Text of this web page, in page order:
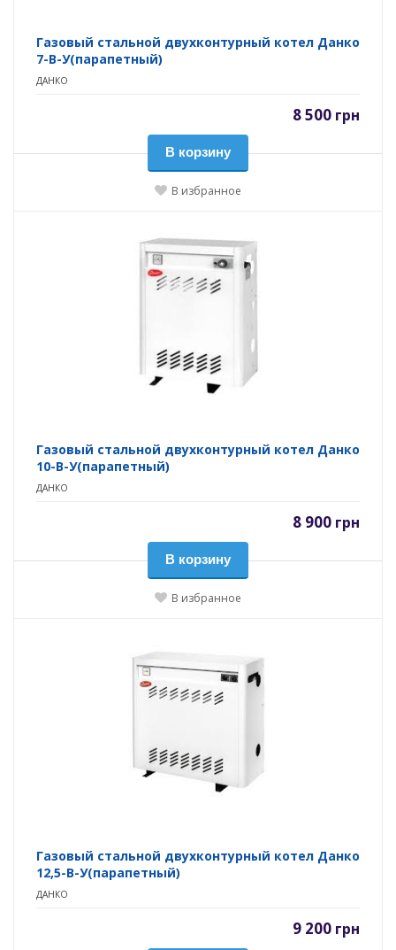
Газовый стальной двухконтурный котел Данко
7-В-У(парапетный)
ДАНКО
8 500 грн
В корзину
В избранное
Газовый стальной двухконтурный котел Данко
10-В-У(парапетный)
ДАНКО
8 900 грн
В корзину
В избранное
Газовый стальной двухконтурный котел Данко
12,5-В-У(парапетный)
ДАНКО
9 200 грн